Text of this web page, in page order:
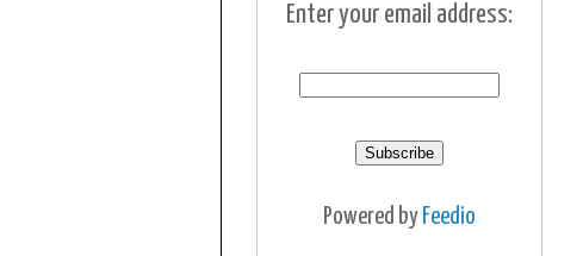
Enter your email address:
Powered by Feedio